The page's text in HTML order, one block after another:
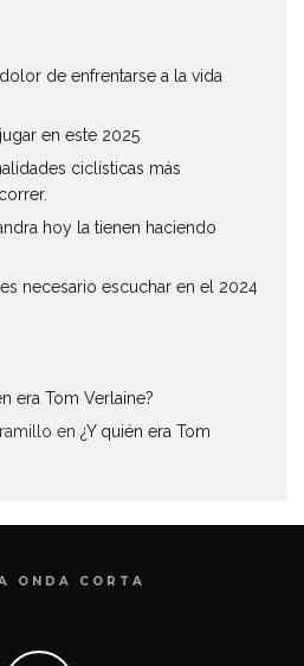
de enfrentarse a la vida
en este 2025
ciclísticas más
hoy la tienen haciendo
necesario escuchar en el 2024
era Tom Verlaine?
en ¿Y quién era Tom
ONDA CORTA